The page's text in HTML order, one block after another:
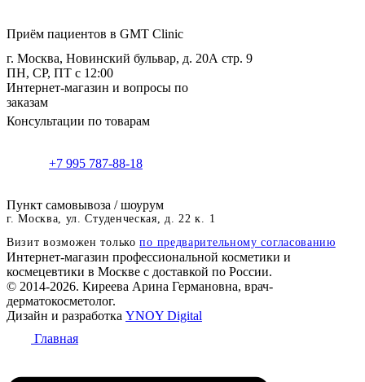
Приём пациентов в GMT Clinic
г. Москва, Новинский бульвар, д. 20А стр. 9
ПН, СР, ПТ с 12:00
Интернет-магазин и вопросы по
заказам
Консультации по товарам
+7 995 787-88-18
Пункт самовывоза / шоурум
г. Москва, ул. Студенческая, д. 22 к. 1
Визит возможен толькопо предварительному согласованию
Интернет-магазин профессиональной косметики и
космецевтики в Москве с доставкой по России.
© 2014-2026. Киреева Арина Германовна, врач-
дерматокосметолог.
Дизайн и разработка YNOY Digital
Главная